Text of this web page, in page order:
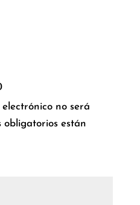
no será
obligatorios están